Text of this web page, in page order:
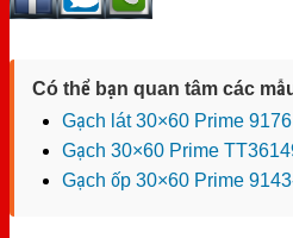
Có thể bạn quan tâm các
Gạch lát 30×60 Prime
Gạch 30×60 Prime
Gạch ốp 30×60 Prime